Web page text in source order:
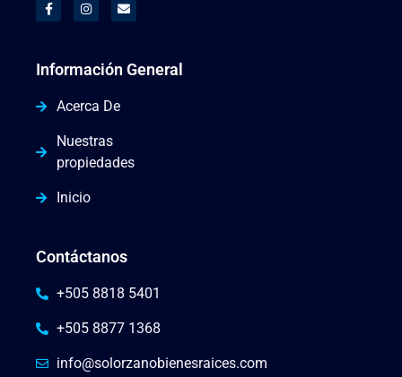
Información General
Acerca De
Nuestras
propiedades
Inicio
Contáctanos
+505 8818 5401
+505 8877 1368
info@solorzanobienesraices.com